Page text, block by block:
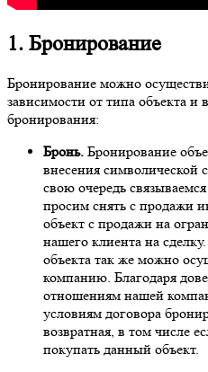
1. Бронирование
Бронирование можно
зависимости от типа объекта
бронирования:
Бронь. Бронирование
внесения
свою очередь
просим снять с продажи
объект с продажи на
нашего клиента на
объекта так же можно
компанию. Благодаря
отношениям нашей
условиям договора
возвратная, в том числе
покупать данный объект.